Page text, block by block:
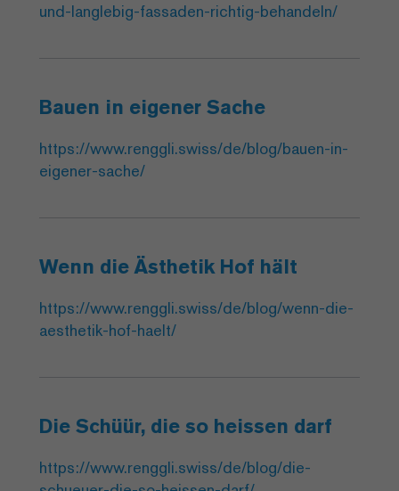
und-langlebig-fassaden-richtig-behandeln/
Bauen in eigener Sache
https://www.renggli.swiss/de/blog/bauen-in-
eigener-sache/
Wenn die Ästhetik Hof hält
https://www.renggli.swiss/de/blog/wenn-die-
aesthetik-hof-haelt/
Die Schüür, die so heissen darf
https://www.renggli.swiss/de/blog/die-